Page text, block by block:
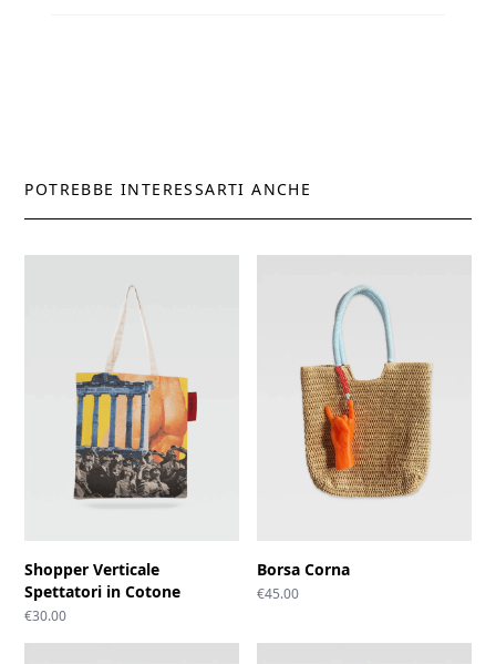
POTREBBE INTERESSARTI ANCHE
Shopper Verticale
Spettatori in Cotone
€30.00
Borsa Corna
€45.00